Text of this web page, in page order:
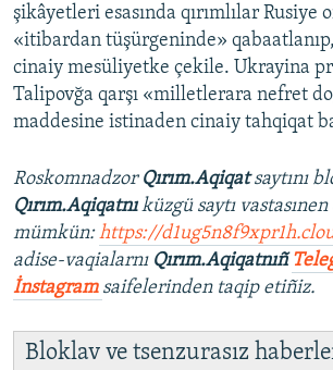
şikâyetleri esasında qırımlılar Rusiye
«itibardan tüşürgeninde»
cinaiy mesüliyetke çekile. Ukrayina
Talipovğa qarşı «milletlerara nefret
maddesine istinaden cinaiy tahqiqat
Roskomnadzor Qırım.Aqiqatsaytını
Qırım.Aqiqatnıküzgü saytı
mümkün:https://
adise-vaqialarnı Qırım.Aqiqatnıñ
İnstagram saifelerinden taqip etiñiz.
Bloklav ve tsenzurasız